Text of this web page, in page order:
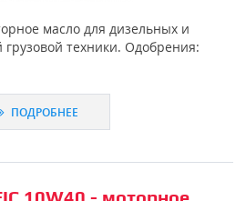
масло для дизельных и
техники. Одобрения:
ПОДРОБНЕЕ
10W40 - моторное